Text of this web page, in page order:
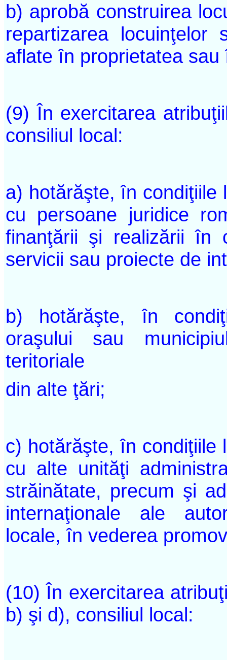
b) aprobă construirea
repartizarea
aflate în proprietatea
(9) În exercitarea
consiliul local:
a) hotărăşte, în condiţiile
cu persoane juridice
finanţării şi realizării în
servicii sau proiecte de
b) hotărăşte, în
oraşului sau
teritoriale
din alte ţări;
c) hotărăşte, în condiţiile
cu alte unităţi
străinătate, precum şi
internaţionale ale
locale, în vederea
(10) În exercitarea
b) şi d), consiliul local: